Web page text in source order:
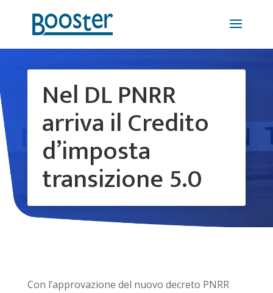
Nel DL PNRR
arriva il Credito
d’imposta
transizione 5.0
Con l’approvazione del nuovo decreto PNRR